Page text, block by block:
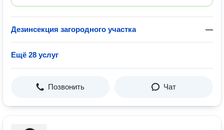
Дезинсекция загородного участка —
Ещё 28 услуг
Позвонить Чат